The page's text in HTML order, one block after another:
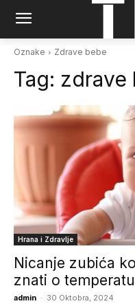
Oznake Zdrave bebe
Tag: zdrave
Hrana i Zdravlje
Nicanje zubića
znati o
admin - 30 Oktobra, 2024